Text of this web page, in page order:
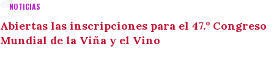
NOTICIAS
Abiertas las inscripciones para el 47.º Congreso
Mundial de la Viña y el Vino